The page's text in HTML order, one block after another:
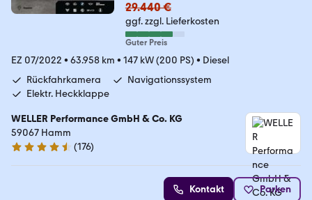
29.440 €
ggf. zzgl. Lieferkosten
Guter Preis
EZ 07/2022 • 63.958 km • 147 kW (200 PS) • Diesel
Rückfahrkamera
Navigationssystem
Elektr. Heckklappe
WELLER Performance GmbH & Co. KG
59067 Hamm
4.6 Sterne
(176)
Kontakt Parken